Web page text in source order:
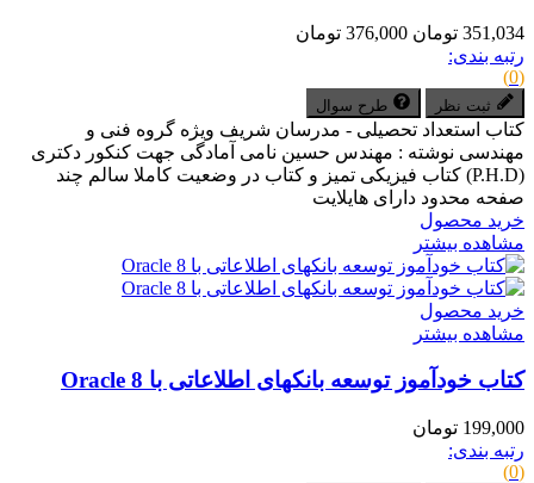
351,034 تومان
376,000 تومان
رتبه بندی:
(0)
ثبت نظر طرح سوال
کتاب استعداد تحصیلی - مدرسان شریف ویژه گروه فنی و
مهندسی نوشته : مهندس حسین نامی آمادگی جهت کنکور دکتری
(P.H.D) کتاب فیزیکی تمیز و کتاب در وضعیت کاملا سالم چند
صفحه محدود دارای هایلایت
خرید محصول
مشاهده بیشتر
خرید محصول
مشاهده بیشتر
کتاب خودآموز توسعه بانکهای اطلاعاتی با Oracle 8
199,000 تومان
رتبه بندی:
(0)